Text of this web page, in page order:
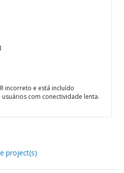
incorreto e está incluído
com conectividade lenta.
project(s)